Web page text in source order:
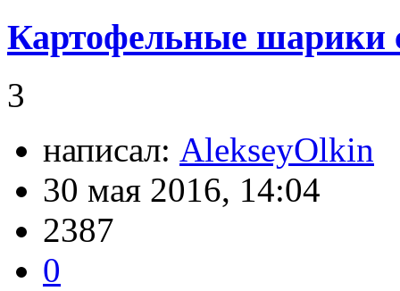
Картофельные шарики
3
написал: AlekseyOlkin
30 мая 2016, 14:04
2387
0